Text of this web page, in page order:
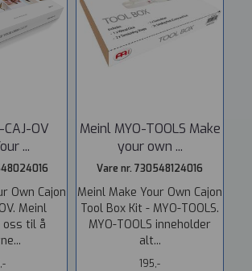
OV
...
Own Cajon
Meinl
til å
Meinl MYO-TOOLS Make
your own ...
Vare nr. 730548124016
Meinl Make Your Own Cajon
Tool Box Kit - MYO-TOOLS.
MYO-TOOLS inneholder
alt...
195,-